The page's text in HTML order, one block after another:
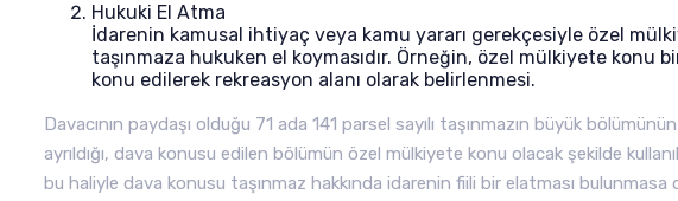
Hukuki El Atma
İdarenin kamusal ihtiyaç veya kamu yararı gerekçesiyle özel
taşınmaza hukuken el koymasıdır. Örneğin, özel mülkiyete konu
konu edilerek rekreasyon alanı olarak belirlenmesi.
Davacının paydaşı olduğu 71 ada 141 parsel sayılı taşınmazın büyük
ayrıldığı, dava konusu edilen bölümün özel mülkiyete konu olacak şekilde
bu haliyle dava konusu taşınmaz hakkında idarenin fiili bir elatması bulunmasa